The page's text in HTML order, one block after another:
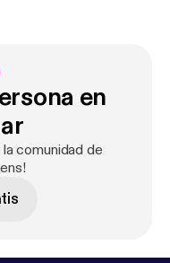
the journey he's
en
comunidad de